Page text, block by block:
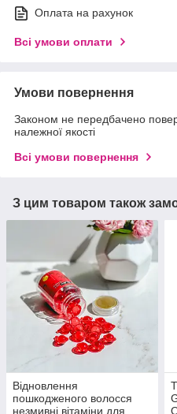
Оплата на рахунок
Всі умови оплати
Умови повернення
Законом не передбачено
належної якості
Всі умови повернення
З цим товаром також
Відновлення
пошкодженого волосся
незмивні вітаміни для